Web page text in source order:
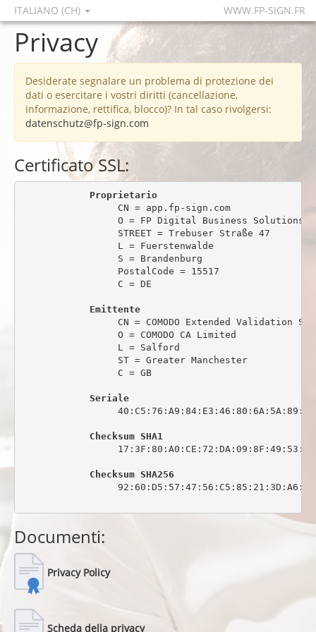
ITALIANO (CH) WWW.FP-SIGN.FR
Privacy
Desiderate segnalare un problema di protezione dei
dati o esercitare i vostri diritti (cancellazione,
informazione, rettifica, blocco)? In tal caso rivolgersi:
datenschutz@fp-sign.com
Certificato SSL:
Proprietario
                 CN = app.fp-sign.com
O = FP Digital Business Solutions
                 STREET = Trebuser Straße 47
                 L = Fuerstenwalde
                 S = Brandenburg
                 PostalCode = 15517
                 C = DE
Emittente
CN = COMODO Extended Validation
                 O = COMODO CA Limited
                 L = Salford
                 ST = Greater Manchester
                 C = GB
Seriale
Checksum SHA1
Checksum SHA256
Documenti:
Privacy Policy
Scheda della privacy